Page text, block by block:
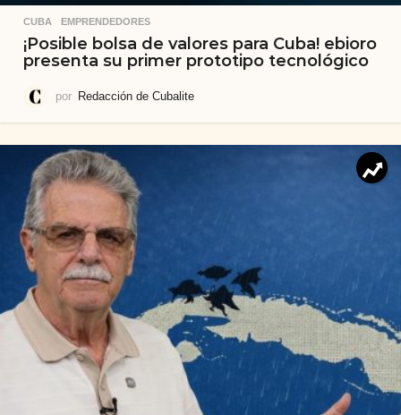
CUBA ,EMPRENDEDORES
¡Posible bolsa de valores para Cuba! ebioro
presenta su primer prototipo tecnológico
por Redacción de Cubalite